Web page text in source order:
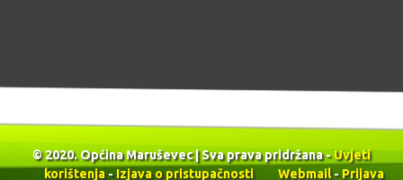
© 2020. Općina Maruševec | Sva prava pridržana -Uvjeti
korištenja-Izjava o pristupačnosti Webmail-Prijava